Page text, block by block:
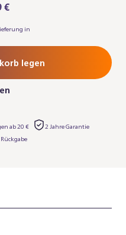
€
in
legen
ab 20 €
2 Jahre Garantie